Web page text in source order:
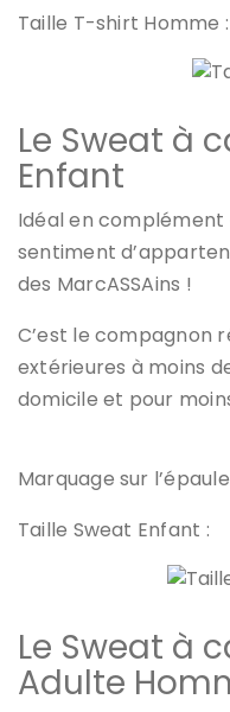
Taille T-shirt Homme :
Le Sweat à
Enfant
Idéal en complément
sentiment
des MarcASSAins !
C’est le compagnon
extérieures à moins
domicile et pour
Marquage sur
Taille Sweat Enfant :
Le Sweat à
Adulte